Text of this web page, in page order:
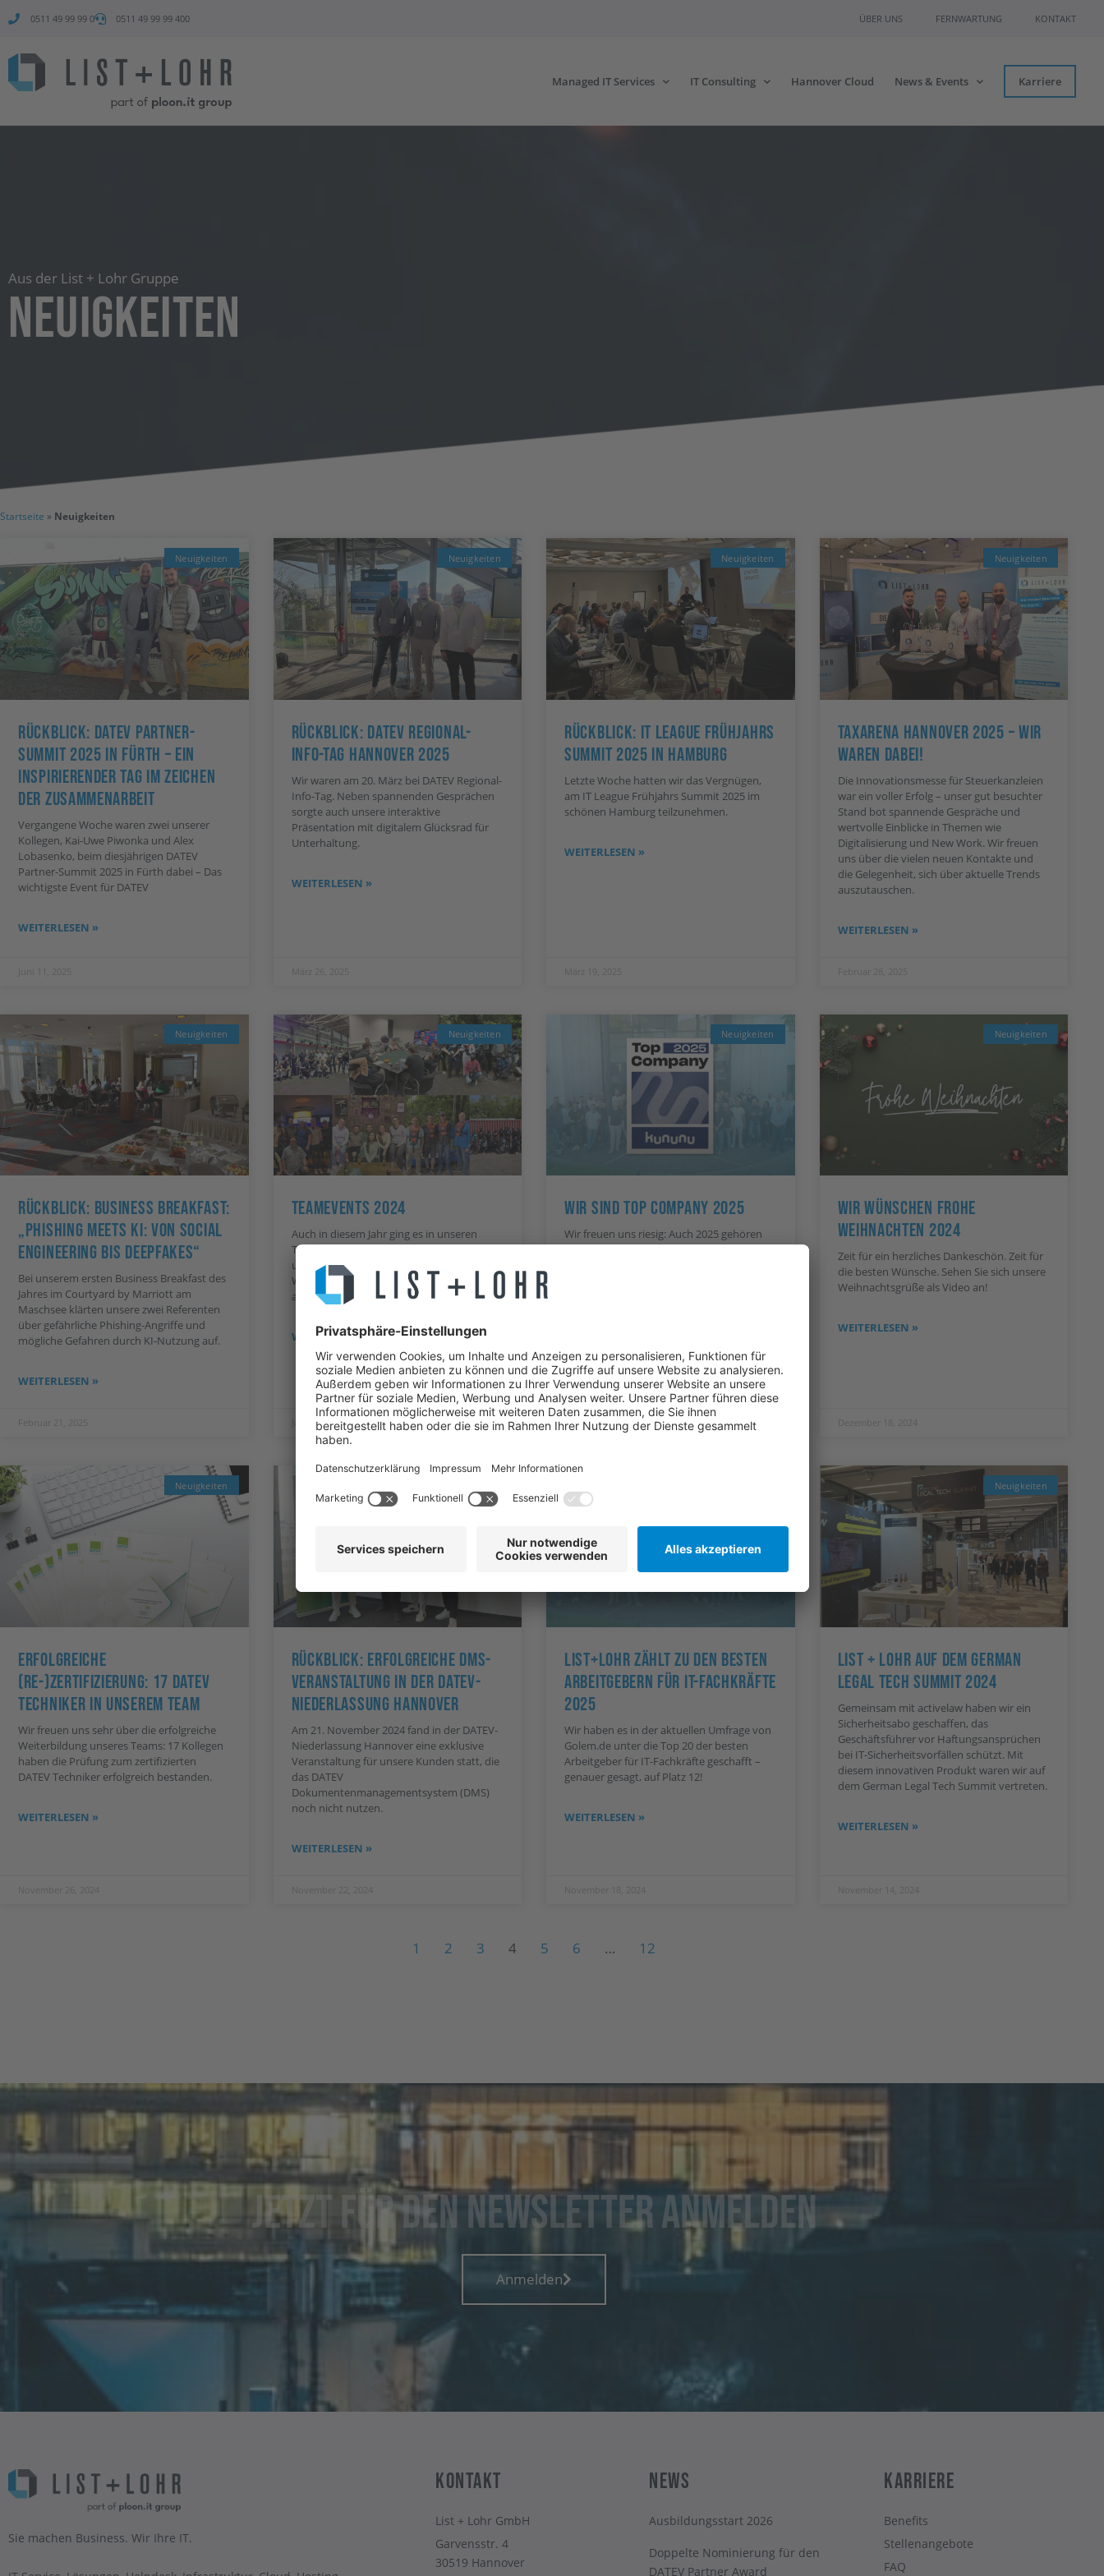
0511 49 99 99 0 0511 49 99 99 400 ÜBER UNS FERNWARTUNG KONTAKT
Managed IT Services IT Consulting Hannover Cloud News & Events Karriere
Aus der List + Lohr Gruppe
Neuigkeiten
Startseite » Neuigkeiten
Neuigkeiten
Rückblick: DATEV Partner-
Summit 2025 In Fürth – Ein
Inspirierender Tag Im Zeichen
Der Zusammenarbeit
Vergangene Woche waren zwei unserer
Kollegen, Kai-Uwe Piwonka und Alex
Lobasenko, beim diesjährigen DATEV
Partner-Summit 2025 in Fürth dabei – Das
wichtigste Event für DATEV
WEITERLESEN »
Juni 11, 2025
Neuigkeiten
Rückblick: DATEV Regional-
Info-Tag Hannover 2025
Wir waren am 20. März bei DATEV Regional-
Info-Tag. Neben spannenden Gesprächen
sorgte auch unsere interaktive
Präsentation mit digitalem Glücksrad für
Unterhaltung.
WEITERLESEN »
März 26, 2025
Neuigkeiten
Rückblick: IT League Frühjahrs
Summit 2025 In Hamburg
Letzte Woche hatten wir das Vergnügen,
am IT League Frühjahrs Summit 2025 im
schönen Hamburg teilzunehmen.
WEITERLESEN »
März 19, 2025
Neuigkeiten
TAXarena Hannover 2025 – Wir
Waren Dabei!
Die Innovationsmesse für Steuerkanzleien
war ein voller Erfolg – unser gut besuchter
Stand bot spannende Gespräche und
wertvolle Einblicke in Themen wie
Digitalisierung und New Work. Wir freuen
uns über die vielen neuen Kontakte und
die Gelegenheit, sich über aktuelle Trends
auszutauschen.
WEITERLESEN »
Februar 28, 2025
Neuigkeiten
Rückblick: Business Breakfast:
„Phishing Meets KI: Von Social
Engineering Bis Deepfakes“
Bei unserem ersten Business Breakfast des
Jahres im Courtyard by Marriott am
Maschsee klärten unsere zwei Referenten
über gefährliche Phishing-Angriffe und
mögliche Gefahren durch KI-Nutzung auf.
WEITERLESEN »
Februar 21, 2025
Neuigkeiten
Teamevents 2024
Auch in diesem Jahr ging es in unseren
Teams wieder spannend zur Sache. Neben
unserem Sommerfest und unserer großen
Weihnachtsfeier fanden wieder viele
aufregende Teamevents statt.
WEITERLESEN »
Januar 23, 2025
Neuigkeiten
Wir Sind Top Company 2025
Wir freuen uns riesig: Auch 2025 gehören
wir zu den Top 5 % der beliebtesten
Januar 15, 2025
Neuigkeiten
Wir Wünschen Frohe
Weihnachten 2024
Zeit für ein herzliches Dankeschön. Zeit für
die besten Wünsche. Sehen Sie sich unsere
Weihnachtsgrüße als Video an!
WEITERLESEN »
Dezember 18, 2024
Neuigkeiten
Erfolgreiche
(Re-)Zertifizierung: 17 DATEV
Techniker In Unserem Team
Wir freuen uns sehr über die erfolgreiche
Weiterbildung unseres Teams: 17 Kollegen
haben die Prüfung zum zertifizierten
DATEV Techniker erfolgreich bestanden.
WEITERLESEN »
November 26, 2024
Rückblick: Erfolgreiche DMS-
Veranstaltung In Der DATEV-
Niederlassung Hannover
Am 21. November 2024 fand in der DATEV-
Niederlassung Hannover eine exklusive
Veranstaltung für unsere Kunden statt, die
das DATEV
Dokumentenmanagementsystem (DMS)
noch nicht nutzen.
WEITERLESEN »
November 22, 2024
List+Lohr Zählt Zu Den Besten
Arbeitgebern Für IT-Fachkräfte
2025
Wir haben es in der aktuellen Umfrage von
Golem.de unter die Top 20 der besten
Arbeitgeber für IT-Fachkräfte geschafft –
genauer gesagt, auf Platz 12!
WEITERLESEN »
November 18, 2024
Neuigkeiten
List + Lohr Auf Dem German
Legal Tech Summit 2024
Gemeinsam mit activelaw haben wir ein
Sicherheitsabo geschaffen, das
Geschäftsführer vor Haftungsansprüchen
bei IT-Sicherheitsvorfällen schützt. Mit
diesem innovativen Produkt waren wir auf
dem German Legal Tech Summit vertreten.
WEITERLESEN »
November 14, 2024
1 2 3 4 5 6 … 12
Jetzt für den Newsletter anmelden
Anmelden
Sie machen Business. Wir Ihre IT.
Kontakt
List + Lohr GmbH
Garvensstr. 4
30519 Hannover
News
Ausbildungsstart 2026
Doppelte Nominierung für den
DATEV Partner Award
Karriere
Benefits
Stellenangebote
FAQ